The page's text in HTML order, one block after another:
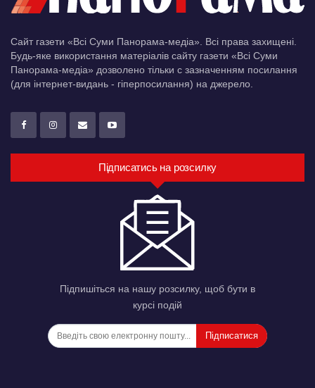
Сайт газети «Всі Суми Панорама-медіа». Всі права захищені.
Будь-яке використання матеріалів сайту газети «Всі Суми
Панорама-медіа» дозволено тільки c зазначенням посилання
(для інтернет-видань - гіперпосилання) на джерело.
Підписатись на розсилку
Підпишіться на нашу розсилку, щоб бути в
курсі подій
Підписатися